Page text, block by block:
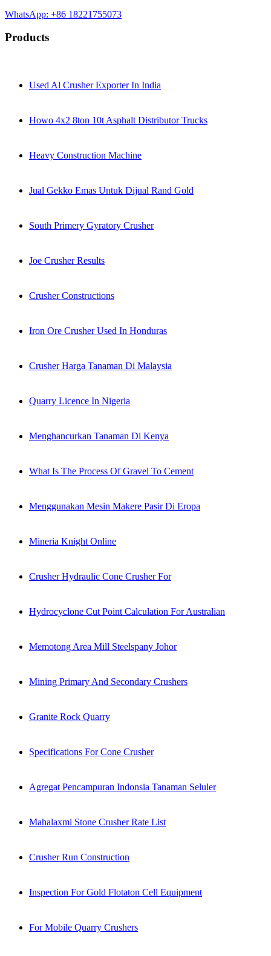
WhatsApp: +86 18221755073
Products
Used Al Crusher Exporter In India
Howo 4x2 8ton 10t Asphalt Distributor Trucks
Heavy Construction Machine
Jual Gekko Emas Untuk Dijual Rand Gold
South Primery Gyratory Crusher
Joe Crusher Results
Crusher Constructions
Iron Ore Crusher Used In Honduras
Crusher Harga Tanaman Di Malaysia
Quarry Licence In Nigeria
Menghancurkan Tanaman Di Kenya
What Is The Process Of Gravel To Cement
Menggunakan Mesin Makere Pasir Di Eropa
Mineria Knight Online
Crusher Hydraulic Cone Crusher For
Hydrocyclone Cut Point Calculation For Australian
Memotong Area Mill Steelspany Johor
Mining Primary And Secondary Crushers
Granite Rock Quarry
Specifications For Cone Crusher
Agregat Pencampuran Indonsia Tanaman Seluler
Mahalaxmi Stone Crusher Rate List
Crusher Run Construction
Inspection For Gold Flotaton Cell Equipment
For Mobile Quarry Crushers